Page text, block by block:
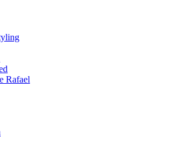
Rafael